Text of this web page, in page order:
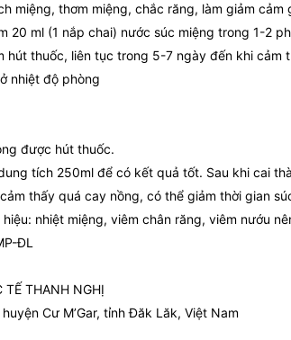
miệng, thơm miệng, chắc răng, làm giảm
20 ml (1 nắp chai) nước súc miệng trong 1-2
hút thuốc, liên tục trong 5-7 ngày đến khi
nhiệt độ phòng
được hút thuốc.
tích 250ml để có kết quả tốt. Sau khi cai
thấy quá cay nồng, có thể giảm thời gian
nhiệt miệng, viêm chân răng, viêm nướu
ĐL
TẾ THANH NGHỊ
Cư M’Gar, tỉnh Đăk Lăk, Việt Nam